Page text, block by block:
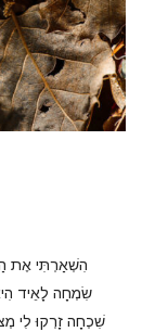
הִשְׁאַרְתִּי אֶת
שִׂמְחָה לָאֵיד
שִׁכְחָה זָרְקוּ לִי